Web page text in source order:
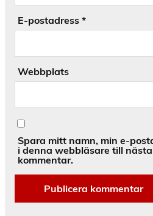
E-postadress *
Webbplats
Spara mitt namn, min e-
i denna webbläsare till
kommentar.